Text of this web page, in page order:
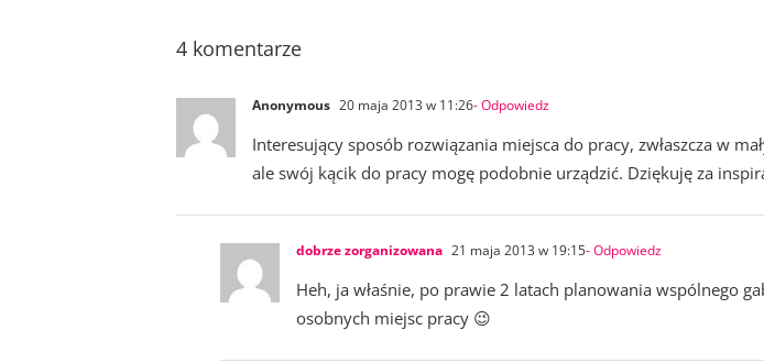
4 komentarze
Anonymous 20 maja 2013 w 11:26- Odpowiedz
Interesujący sposób rozwiązania miejsca do pracy, zwłaszcza w
ale swój kącik do pracy mogę podobnie urządzić. Dziękuję za
dobrze zorganizowana 21 maja 2013 w 19:15- Odpowiedz
Heh, ja właśnie, po prawie 2 latach planowania wspólnego
osobnych miejsc pracy 😉